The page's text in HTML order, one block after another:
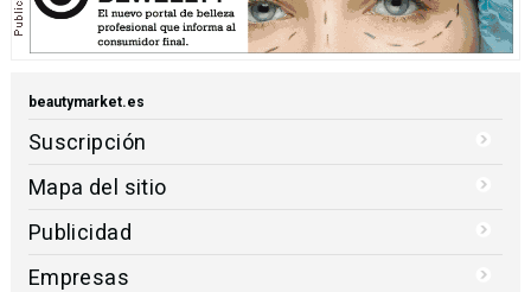
beautymarket.es
Suscripción
Mapa del sitio
Publicidad
Empresas